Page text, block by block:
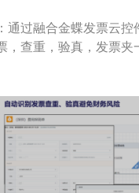
：通过融合金蝶发票云
，查重，验真，发票夹